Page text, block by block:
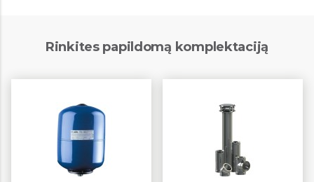
Rinkites papildomą komplektaciją